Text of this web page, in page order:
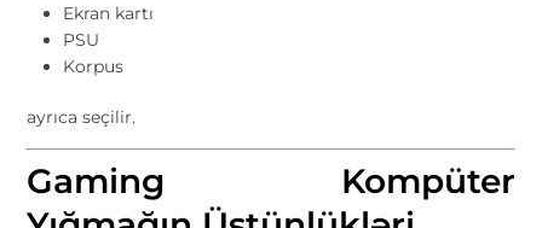
Ekran kartı
PSU
Korpus
ayrıca seçilir.
Gaming Kompüter